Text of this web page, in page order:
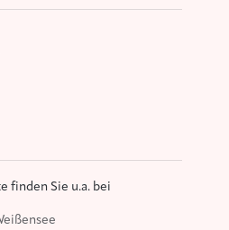
finden Sie u.a. bei